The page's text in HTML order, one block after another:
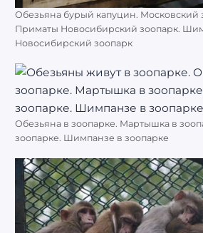
Обезьяна бурый капуцин. Московский
Приматы Новосибирский зоопарк.
Новосибирский зоопарк
Обезьяна в зоопарке. Мартышка в
зоопарке. Шимпанзе в зоопарке